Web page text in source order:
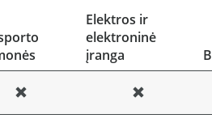
Elektros ir
elektroninė
įranga